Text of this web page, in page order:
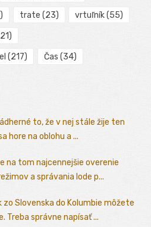
trate (23) vrtuľník(55)
(217) Čas (34)
to, že v nej stále žije ten
hore na oblohu a ...
na tom najcennejšie overenie
a správania lode p...
zo Slovenska do Kolumbie môžete
Treba správne napísať ...